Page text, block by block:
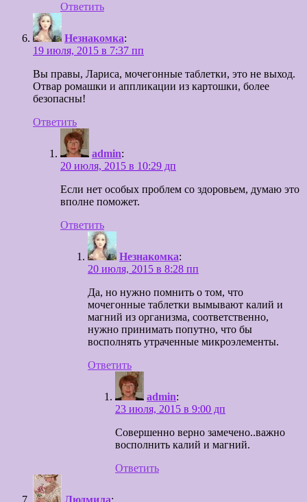
Ответить
Незнакомка:
19 июля, 2015 в 7:37 пп
Вы правы, Лариса, мочегонные таблетки, это не выход.
Отвар ромашки и аппликации из картошки, более
безопасны!
Ответить
admin:
20 июля, 2015 в 10:29 дп
Если нет особых проблем со здоровьем, думаю это
вполне поможет.
Ответить
Незнакомка:
20 июля, 2015 в 8:28 пп
Да, но нужно помнить о том, что
мочегонные таблетки вымывают калий и
магний из организма, соответственно,
нужно принимать попутно, что бы
восполнять утраченные микроэлементы.
Ответить
admin:
23 июля, 2015 в 9:00 дп
Совершенно верно замечено..важно
восполнить калий и магний.
Ответить